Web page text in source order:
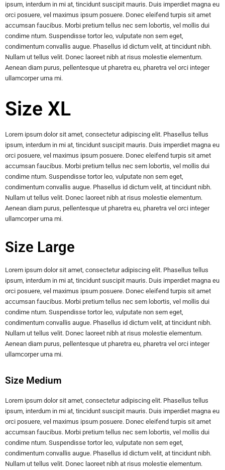
ipsum, interdum in mi at, tincidunt suscipit mauris. Duis imperdiet magna eu
orci posuere, vel maximus ipsum posuere. Donec eleifend turpis sit amet
accumsan faucibus. Morbi pretium tellus nec sem lobortis, vel mollis dui
condime ntum. Suspendisse tortor leo, vulputate non sem eget,
condimentum convallis augue. Phasellus id dictum velit, at tincidunt nibh.
Nullam ut tellus velit. Donec laoreet nibh at risus molestie elementum.
Aenean diam purus, pellentesque ut pharetra eu, pharetra vel orci integer
ullamcorper urna mi.
Size XL
Lorem ipsum dolor sit amet, consectetur adipiscing elit. Phasellus tellus
ipsum, interdum in mi at, tincidunt suscipit mauris. Duis imperdiet magna eu
orci posuere, vel maximus ipsum posuere. Donec eleifend turpis sit amet
accumsan faucibus. Morbi pretium tellus nec sem lobortis, vel mollis dui
condime ntum. Suspendisse tortor leo, vulputate non sem eget,
condimentum convallis augue. Phasellus id dictum velit, at tincidunt nibh.
Nullam ut tellus velit. Donec laoreet nibh at risus molestie elementum.
Aenean diam purus, pellentesque ut pharetra eu, pharetra vel orci integer
ullamcorper urna mi.
Size Large
Lorem ipsum dolor sit amet, consectetur adipiscing elit. Phasellus tellus
ipsum, interdum in mi at, tincidunt suscipit mauris. Duis imperdiet magna eu
orci posuere, vel maximus ipsum posuere. Donec eleifend turpis sit amet
accumsan faucibus. Morbi pretium tellus nec sem lobortis, vel mollis dui
condime ntum. Suspendisse tortor leo, vulputate non sem eget,
condimentum convallis augue. Phasellus id dictum velit, at tincidunt nibh.
Nullam ut tellus velit. Donec laoreet nibh at risus molestie elementum.
Aenean diam purus, pellentesque ut pharetra eu, pharetra vel orci integer
ullamcorper urna mi.
Size Medium
Lorem ipsum dolor sit amet, consectetur adipiscing elit. Phasellus tellus
ipsum, interdum in mi at, tincidunt suscipit mauris. Duis imperdiet magna eu
orci posuere, vel maximus ipsum posuere. Donec eleifend turpis sit amet
accumsan faucibus. Morbi pretium tellus nec sem lobortis, vel mollis dui
condime ntum. Suspendisse tortor leo, vulputate non sem eget,
condimentum convallis augue. Phasellus id dictum velit, at tincidunt nibh.
Nullam ut tellus velit. Donec laoreet nibh at risus molestie elementum.